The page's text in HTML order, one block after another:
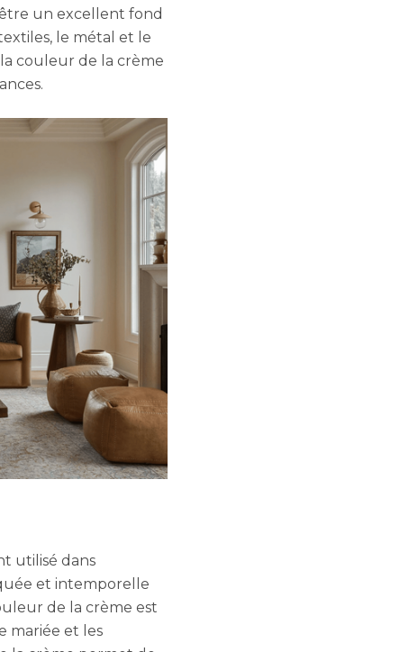
un excellent fond
le métal et le
couleur de la crème
utilisé dans
et intemporelle
de la crème est
mariée et les